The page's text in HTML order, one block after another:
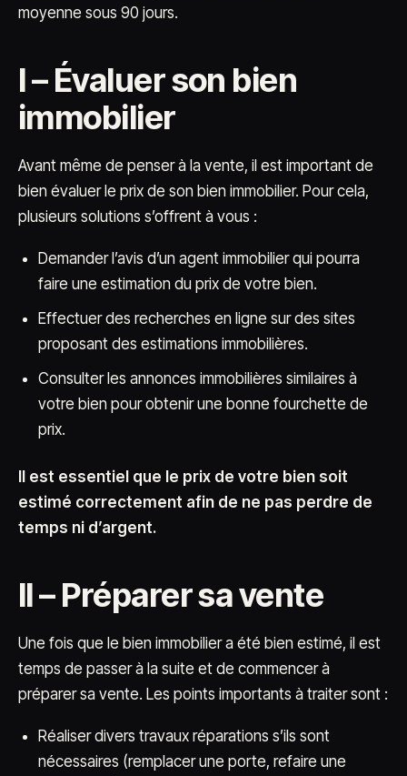
moyenne sous 90 jours.
I – Évaluer son bien
immobilier
Avant même de penser à la vente, il est important de
bien évaluer le prix de son bien immobilier. Pour cela,
plusieurs solutions s’offrent à vous :
Demander l’avis d’un agent immobilier qui pourra
faire une estimation du prix de votre bien.
Effectuer des recherches en ligne sur des sites
proposant des estimations immobilières.
Consulter les annonces immobilières similaires à
votre bien pour obtenir une bonne fourchette de
prix.
Il est essentiel que le prix de votre bien soit
estimé correctement afin de ne pas perdre de
temps ni d’argent.
II – Préparer sa vente
Une fois que le bien immobilier a été bien estimé, il est
temps de passer à la suite et de commencer à
préparer sa vente. Les points importants à traiter sont :
Réaliser divers travaux réparations s’ils sont
nécessaires (remplacer une porte, refaire une